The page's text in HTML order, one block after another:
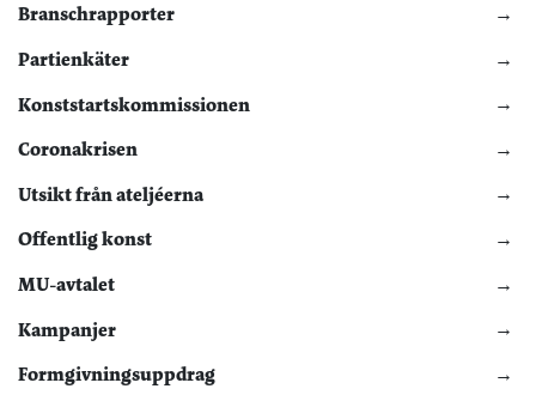
Branschrapporter
Partienkäter
Konststartskommissionen
Coronakrisen
Utsikt från ateljéerna
Offentlig konst
MU-avtalet
Kampanjer
Formgivningsuppdrag